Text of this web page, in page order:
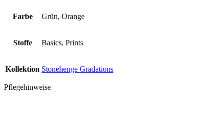
Farbe Grün, Orange
Stoffe Basics, Prints
Kollektion Stonehenge Gradations
Pflegehinweise